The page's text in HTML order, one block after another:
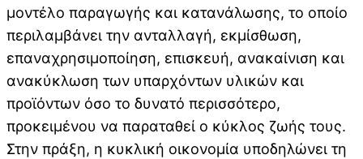
μοντέλο παραγωγής και κατανάλωσης, το οποίο
περιλαμβάνει την ανταλλαγή, εκμίσθωση,
επαναχρησιμοποίηση, επισκευή, ανακαίνιση και
ανακύκλωση των υπαρχόντων υλικών και
προϊόντων όσο το δυνατό περισσότερο,
προκειμένου να παραταθεί ο κύκλος ζωής τους.
Στην πράξη, η κυκλική οικονομία υποδηλώνει τη